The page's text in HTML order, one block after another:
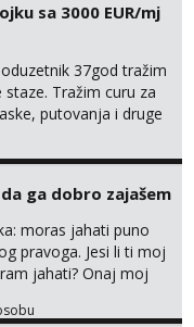
sa 3000 EUR/mj
37god tražim
staze. Tražim curu za
putovanja i druge
zgodna i atraktivna
ga dobro zajašem
moras jahati puno
pravoga. Jesi li ti moj
jahati? Onaj moj
mi se tamo....